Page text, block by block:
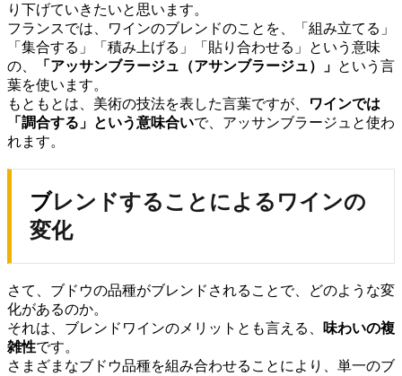
り下げていきたいと思います。
フランスでは、ワインのブレンドのことを、「組み立てる」
「集合する」「積み上げる」「貼り合わせる」という意味
の、
「アッサンブラージュ（アサンブラージュ）」 という言
葉を使います。
もともとは、美術の技法を表した言葉ですが、
ワインでは
「調合する」という意味合いで、アッサンブラージュと使わ
れます。
ブレンドすることによるワインの
変化
さて、ブドウの品種がブレンドされることで、どのような変
化があるのか。
それは、ブレンドワインのメリットとも言える、
味わいの複
雑性です。
さまざまなブドウ品種を組み合わせることにより、単一のブ